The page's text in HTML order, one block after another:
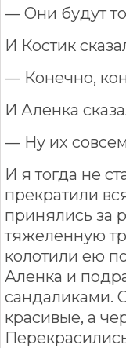
— Они будут
И Костик
— Конечно,
И Аленка
— Ну их
И я тогда не
прекратили
принялись за
тяжеленную
колотили ею
Аленка и
сандаликами.
красивые, а